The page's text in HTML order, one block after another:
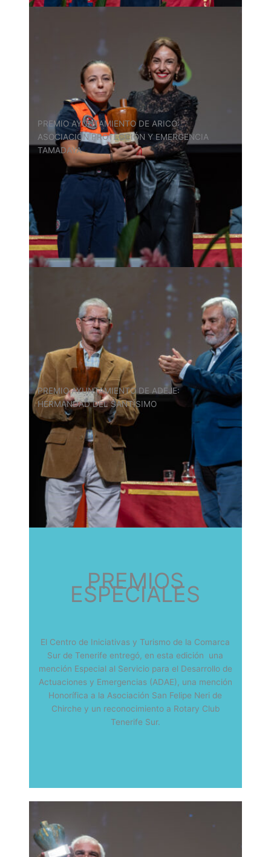
PREMIO AYUNTAMIENTO DE ARICO:
ASOCIACIÓN PROTECCIÓN Y EMERGENCIA
TAMADAYA
PREMIO AYUNTAMIENTO DE ADEJE:
HERMANDAD DEL SANTÍSIMO
PREMIOS
ESPECIALES
El Centro de Iniciativas y Turismo de la Comarca
Sur de Tenerife entregó, en esta edición una
mención Especial al Servicio para el Desarrollo de
Actuaciones y Emergencias (ADAE), una mención
Honorífica a la Asociación San Felipe Neri de
Chirche y un reconocimiento a Rotary Club
Tenerife Sur.